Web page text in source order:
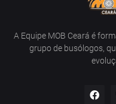
A Equipe MOB Ceará é
grupo de busólogos,